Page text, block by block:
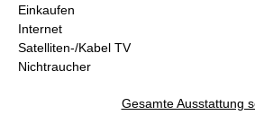
Einkaufen
Internet
Satelliten-/Kabel TV
Nichtraucher
Gesamte Ausstattung